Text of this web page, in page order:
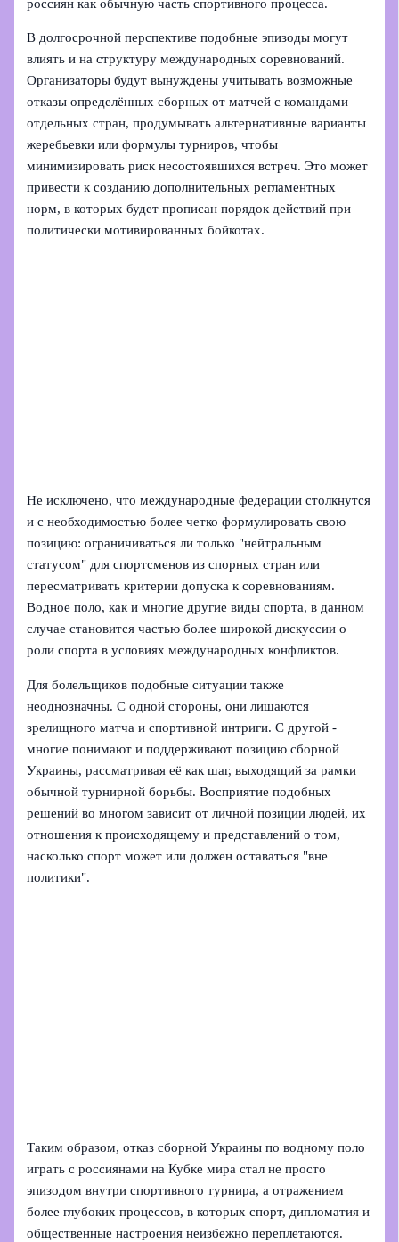
россиян как обычную часть спортивного процесса.
В долгосрочной перспективе подобные эпизоды могут
влиять и на структуру международных соревнований.
Организаторы будут вынуждены учитывать возможные
отказы определённых сборных от матчей с командами
отдельных стран, продумывать альтернативные варианты
жеребьевки или формулы турниров, чтобы
минимизировать риск несостоявшихся встреч. Это может
привести к созданию дополнительных регламентных
норм, в которых будет прописан порядок действий при
политически мотивированных бойкотах.
Не исключено, что международные федерации столкнутся
и с необходимостью более четко формулировать свою
позицию: ограничиваться ли только "нейтральным
статусом" для спортсменов из спорных стран или
пересматривать критерии допуска к соревнованиям.
Водное поло, как и многие другие виды спорта, в данном
случае становится частью более широкой дискуссии о
роли спорта в условиях международных конфликтов.
Для болельщиков подобные ситуации также
неоднозначны. С одной стороны, они лишаются
зрелищного матча и спортивной интриги. С другой -
многие понимают и поддерживают позицию сборной
Украины, рассматривая её как шаг, выходящий за рамки
обычной турнирной борьбы. Восприятие подобных
решений во многом зависит от личной позиции людей, их
отношения к происходящему и представлений о том,
насколько спорт может или должен оставаться "вне
политики".
Таким образом, отказ сборной Украины по водному поло
играть с россиянами на Кубке мира стал не просто
эпизодом внутри спортивного турнира, а отражением
более глубоких процессов, в которых спорт, дипломатия и
общественные настроения неизбежно переплетаются.